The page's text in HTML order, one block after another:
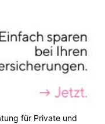
für Private und